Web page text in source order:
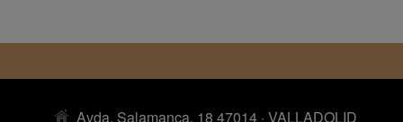
Avda. Salamanca, 18 47014 · VALLADOLID